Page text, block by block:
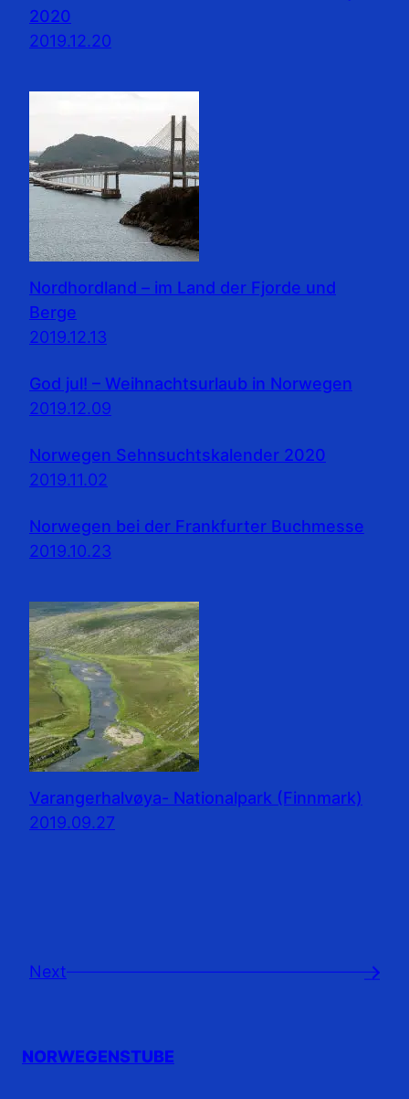
2020
2019.12.20
Nordhordland – im Land der Fjorde und
Berge
2019.12.13
God jul! – Weihnachtsurlaub in Norwegen
2019.12.09
Norwegen Sehnsuchtskalender 2020
2019.11.02
Norwegen bei der Frankfurter Buchmesse
2019.10.23
Varangerhalvøya- Nationalpark (Finnmark)
2019.09.27
Next →
NORWEGENSTUBE